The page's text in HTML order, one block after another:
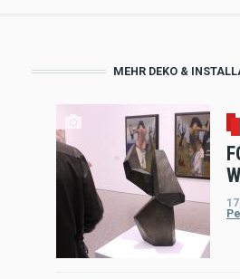
MEHR DEKO &